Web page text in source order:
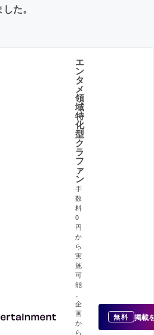
た。
エ
ン
タ
メ
領
域
特
化
型
ク
ラ
フ
ァ
ン
手
数
料
0
円
か
ら
実
施
可
能
企
画
か
ら
無料 掲載